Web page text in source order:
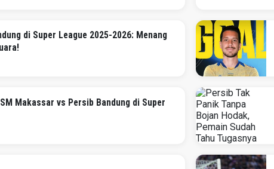
di Super League 2025-2026: Menang
Makassar vs Persib Bandung di Super